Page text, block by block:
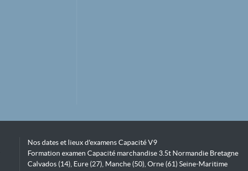
Nos dates et lieux d'examens Capacité V9
Formation examen Capacité marchandise 3.5t Normandie Bretagne
Calvados (14), Eure (27), Manche (50), Orne (61) Seine-Maritime